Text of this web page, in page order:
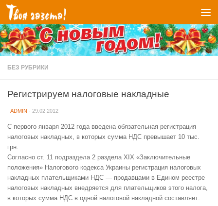
Перейти к содержимому
БЕЗ РУБРИКИ
Регистрируем налоговые накладные
- ADMIN · 29.02.2012
С первого января 2012 года введена обязательная регистрация
налоговых накладных, в которых сумма НДС превышает 10 тыс.
грн.
Согласно ст. 11 подраздела 2 раздела XIX «Заключительные
положения» Налогового кодекса Украины регистрация налоговых
накладных плательщиками НДС — продавцами в Едином реестре
налоговых накладных внедряется для плательщиков этого налога,
в которых сумма НДС в одной налоговой накладной составляет: